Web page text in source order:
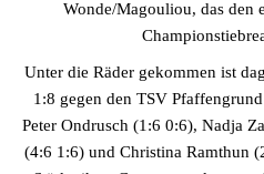
Wonde/Magouliou, das den
Unter die Räder gekommen ist
1:8 gegen den TSV
Peter Ondrusch (1:6 0:6), Nadja
(4:6 1:6) und Christina Ramthun